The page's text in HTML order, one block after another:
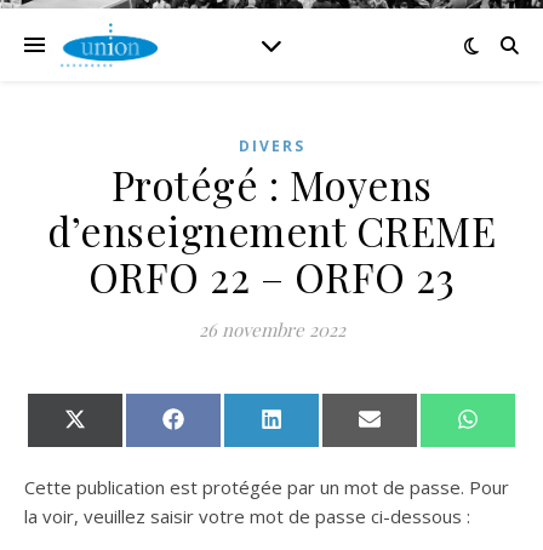
DIVERS
Protégé : Moyens
d’enseignement CREME
ORFO 22 – ORFO 23
26 novembre 2022
Share on X (Twitter)Share on FacebookShare on LinkedInShare on Email
Cette publication est protégée par un mot de passe. Pour
la voir, veuillez saisir votre mot de passe ci-dessous :